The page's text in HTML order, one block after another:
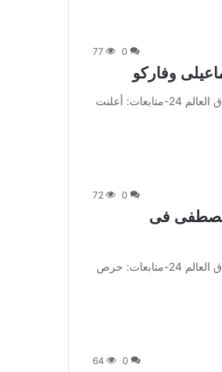
0
77
وفاركو
من صحيفة اشراق العالم 24:[ad_1] إعلان: شاهد أجمل الأفلام والمسلسلات 2021 إشراق العالم 24-متابعات: أعلنت
0
72
مصطفى فى
من صحيفة اشراق العالم 24:[ad_1] إعلان: شاهد أجمل الأفلام والمسلسلات 2021 إشراق العالم 24-متابعات: حرص
0
64